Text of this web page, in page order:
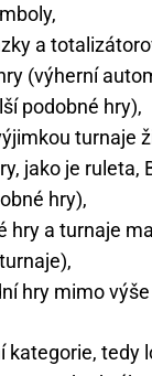
a
(výherní
podobné hry),
turnaje
jako je ruleta,
hry),
hry a turnaje
hry mimo
kategorie, tedy